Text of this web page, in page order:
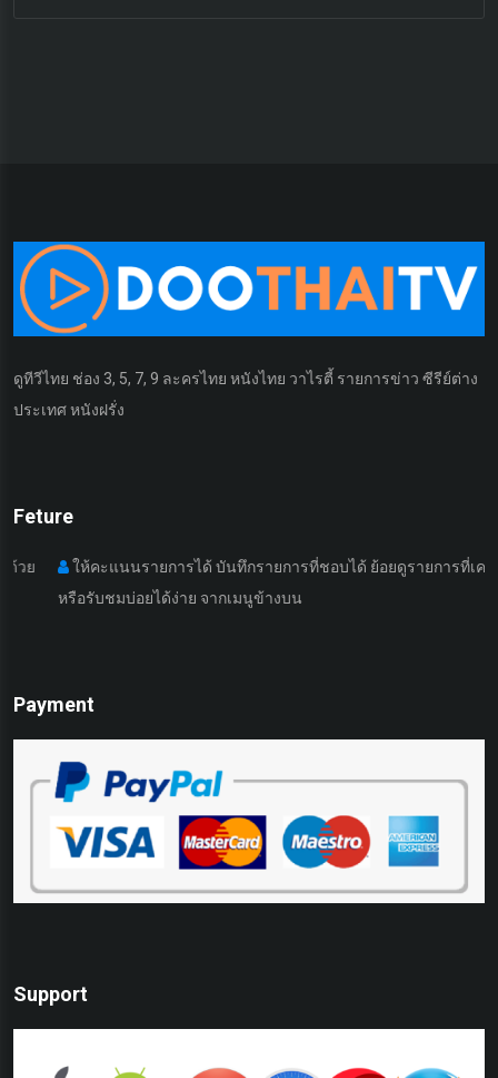
ดูทีวีไทย ช่อง 3, 5, 7, 9 ละครไทย หนังไทย วาไรตี้ รายการข่าว ซีรีย์ต่าง
ประเทศ หนังฝรั่ง
Feture
ให้คะแนนรายการได้ บันทึกรายการที่ชอบได้ ย้อยดูรายการที่เคยดูมา
หรือรับชมบ่อยได้ง่าย จากเมนูข้างบน
Payment
Support